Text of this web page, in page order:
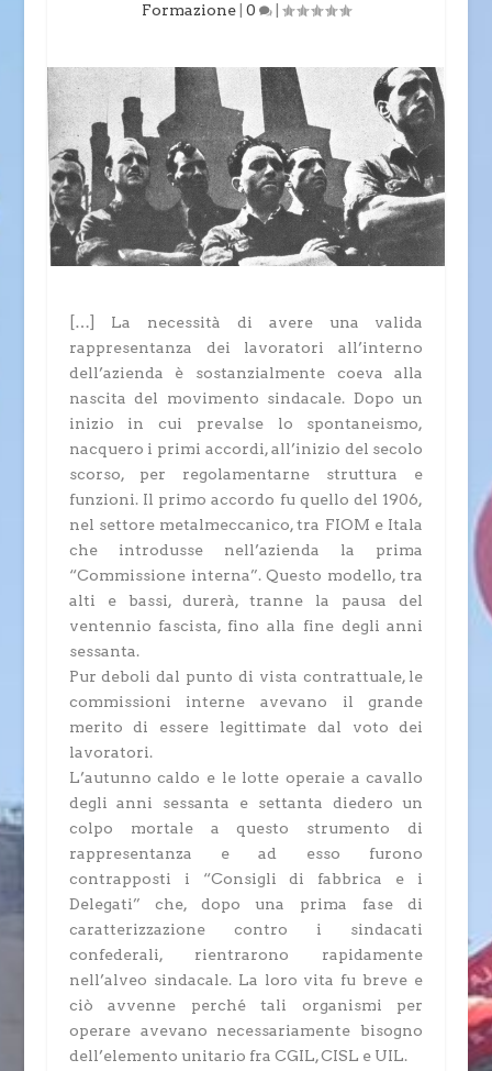
Formazione| 0 |
[…] La necessità di avere una valida
rappresentanza dei lavoratori all’interno
dell’azienda è sostanzialmente coeva alla
nascita del movimento sindacale. Dopo un
inizio in cui prevalse lo spontaneismo,
nacquero i primi accordi, all’inizio del secolo
scorso, per regolamentarne struttura e
funzioni. Il primo accordo fu quello del 1906,
nel settore metalmeccanico, tra FIOM e Itala
che introdusse nell’azienda la prima
“Commissione interna”. Questo modello, tra
alti e bassi, durerà, tranne la pausa del
ventennio fascista, fino alla fine degli anni
sessanta.
Pur deboli dal punto di vista contrattuale, le
commissioni interne avevano il grande
merito di essere legittimate dal voto dei
lavoratori.
L’autunno caldo e le lotte operaie a cavallo
degli anni sessanta e settanta diedero un
colpo mortale a questo strumento di
rappresentanza e ad esso furono
contrapposti i “Consigli di fabbrica e i
Delegati” che, dopo una prima fase di
caratterizzazione contro i sindacati
confederali, rientrarono rapidamente
nell’alveo sindacale. La loro vita fu breve e
ciò avvenne perché tali organismi per
operare avevano necessariamente bisogno
dell’elemento unitario fra CGIL, CISL e UIL.